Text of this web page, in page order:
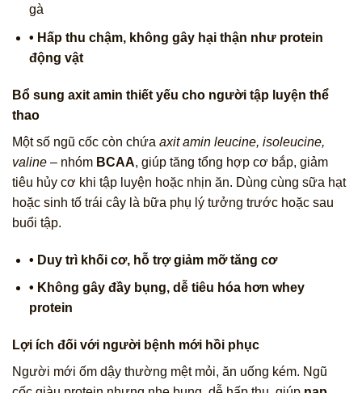
gà
• Hấp thu chậm, không gây hại thận như protein
động vật
Bổ sung axit amin thiết yếu cho người tập luyện thể
thao
Một số ngũ cốc còn chứa axit amin leucine, isoleucine,
valine – nhóm BCAA, giúp tăng tổng hợp cơ bắp, giảm
tiêu hủy cơ khi tập luyện hoặc nhịn ăn. Dùng cùng sữa hạt
hoặc sinh tố trái cây là bữa phụ lý tưởng trước hoặc sau
buổi tập.
• Duy trì khối cơ, hỗ trợ giảm mỡ tăng cơ
• Không gây đầy bụng, dễ tiêu hóa hơn whey
protein
Lợi ích đối với người bệnh mới hồi phục
Người mới ốm dậy thường mệt mỏi, ăn uống kém. Ngũ